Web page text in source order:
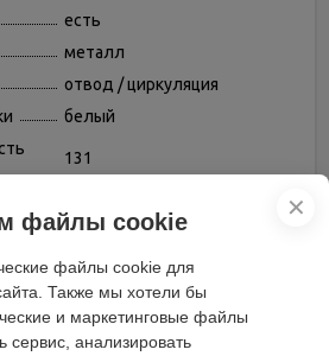
есть
металл
отвод / циркуляция
белый
131
есть
70
есть
✕
файлы cookie
файлы cookie для
Также мы хотели бы
и маркетинговые файлы
сервис, анализировать